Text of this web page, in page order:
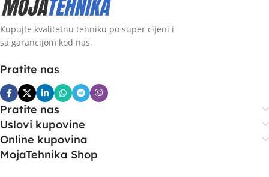
Kupujte kvalitetnu tehniku po super cijeni i
sa garancijom kod nas.
Pratite nas
Pratite nas
Uslovi kupovine
Online kupovina
MojaTehnika Shop